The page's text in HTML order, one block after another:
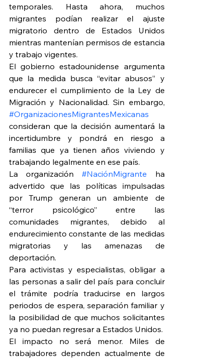
temporales. Hasta ahora, muchos
migrantes podían realizar el ajuste
migratorio dentro de Estados Unidos
mientras mantenían permisos de estancia
y trabajo vigentes.
El gobierno estadounidense argumenta
que la medida busca “evitar abusos” y
endurecer el cumplimiento de la Ley de
#OrganizacionesMigrantesMexicanas
consideran que la decisión aumentará la
incertidumbre y pondrá en riesgo a
familias que ya tienen años viviendo y
trabajando legalmente en ese país.
La organización #NaciónMigrante ha
advertido que las políticas impulsadas
por Trump generan un ambiente de
“terror psicológico” entre las
comunidades migrantes, debido al
endurecimiento constante de las medidas
migratorias y las amenazas de
deportación.
Para activistas y especialistas, obligar a
las personas a salir del país para concluir
el trámite podría traducirse en largos
periodos de espera, separación familiar y
la posibilidad de que muchos solicitantes
ya no puedan regresar a Estados Unidos.
El impacto no será menor. Miles de
trabajadores dependen actualmente de